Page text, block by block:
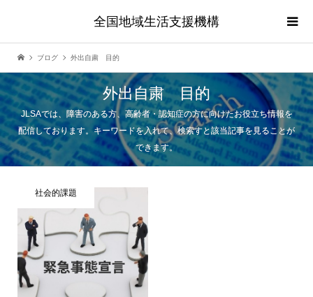
全国地域生活支援機構
ブログ 外出自粛 目的
外出自粛 目的
JLSAでは、障害のある方、高齢者・認知症の方に向けたお役立ち情報を
配信しております。キーワードを入れて、検索すと該当記事を見ることが
できます。
社会的課題